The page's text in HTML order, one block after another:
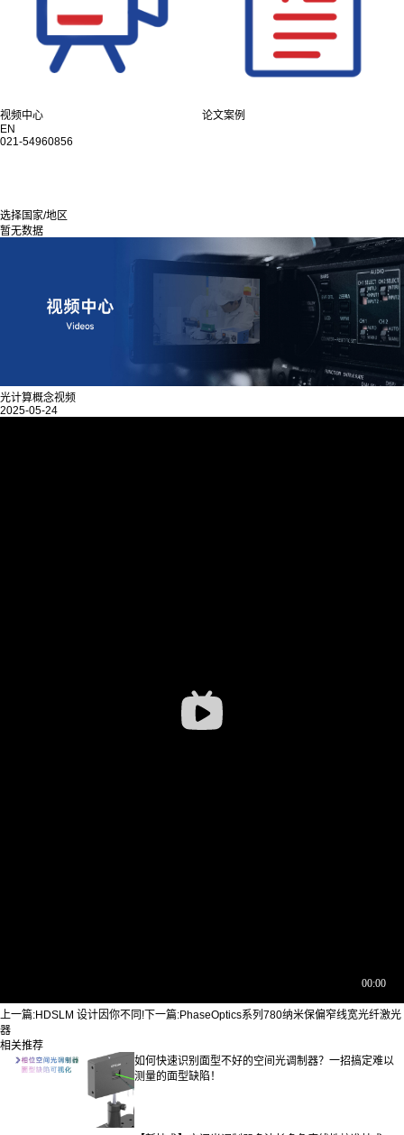
视频中心
论文案例
EN
021-54960856
选择国家/地区
暂无数据
光计算概念视频
2025-05-24
上一篇:HDSLM 设计因你不同!下一篇:PhaseOptics系列780纳米保偏窄线宽光纤激光
器
相关推荐
如何快速识别面型不好的空间光调制器？一招搞定难以
测量的面型缺陷！